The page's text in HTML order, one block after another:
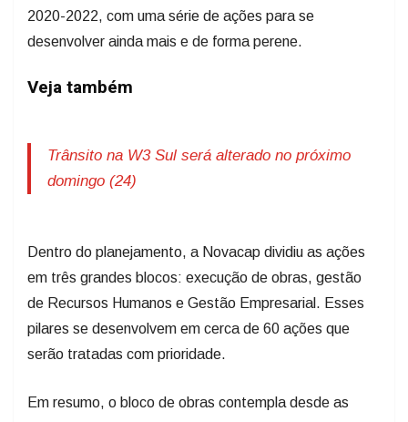
2020-2022, com uma série de ações para se
desenvolver ainda mais e de forma perene.
Veja também
Trânsito na W3 Sul será alterado no próximo
domingo (24)
Dentro do planejamento, a Novacap dividiu as ações
em três grandes blocos: execução de obras, gestão
de Recursos Humanos e Gestão Empresarial. Esses
pilares se desenvolvem em cerca de 60 ações que
serão tratadas com prioridade.
Em resumo, o bloco de obras contempla desde as